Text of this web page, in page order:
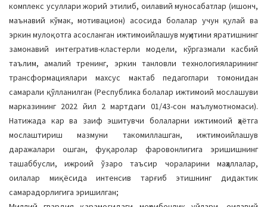
комплекс усуллари жорий этилиб, оилавий муносабатлар (ишонч,
маънавий кўмак, мотивацион) асосида болалар учун қулай ва
эркин мулоқотга асосланган ижтимоийлашув муҳитини яратишнинг
замонавий интегратив-кластерли модели, кўргазмали касбий
таълим, амалий тренинг, эркин танловли технологияларининг
трансформациялари махсус мактаб педагоглари томонидан
самарали қўлланилган (Республика болалар ижтимоий мослашуви
марказининг 2022 йил 2 мартдаги 01/43-сон маълумотномаси).
Натижада кар ва заиф эшитувчи болаларни ижтимоий ҳаётга
мослаштириш мазмуни такомиллашган, ижтимоийлашув
даражалари ошган, фуқаролар фаровонлигига эришишнинг
ташаббусли, ижроий ўзаро таъсир чораларини маҳаллалар,
оилалар миқёсида интенсив тарғиб этишнинг дидактик
самарадорлигига эришилган;